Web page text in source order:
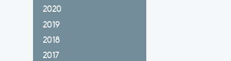
2020
2019
2018
2017